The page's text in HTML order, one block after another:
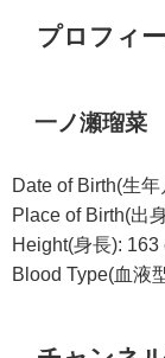
プロフィ
一ノ瀬瑠菜
Date of Birth(生
Place of Birth(出
Height(身長): 163
Blood Type(血液